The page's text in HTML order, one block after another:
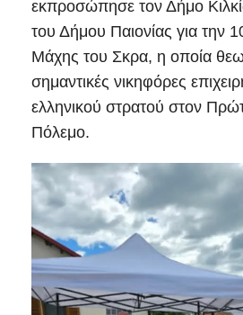
εκπροσώπησε τον Δήμο
του Δήμου Παιονίας για την
Μάχης του Σκρα, η οποία
σημαντικές νικηφόρες
ελληνικού στρατού στον
Πόλεμο.